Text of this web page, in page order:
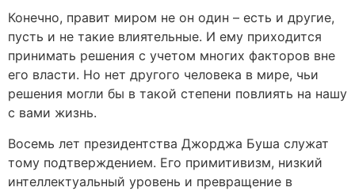
Конечно, правит миром не он один – есть и другие,
пусть и не такие влиятельные. И ему приходится
принимать решения с учетом многих факторов вне
его власти. Но нет другого человека в мире, чьи
решения могли бы в такой степени повлиять на нашу
с вами жизнь.
Восемь лет президентства Джорджа Буша служат
тому подтверждением. Его примитивизм, низкий
интеллектуальный уровень и превращение в